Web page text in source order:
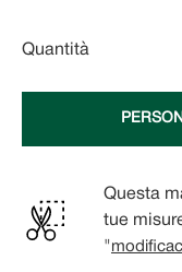
Quantità
Questa
tue
"